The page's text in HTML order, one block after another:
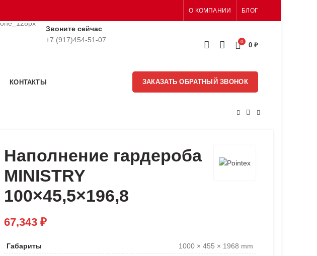
О КОМПАНИИ БЛОГ
Звоните сейчас
+7 (917)454-51-07
0 0 ₽
КОНТАКТЫ ЗАКАЗАТЬ ОБРАТНЫЙ ЗВОНОК
Наполнение гардероба
MINISTRY
100×45,5×196,8
67,343 ₽
Габариты
1000 × 455 × 1968 mm